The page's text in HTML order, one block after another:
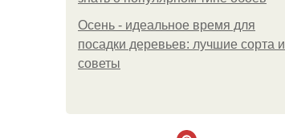
Осень - идеальное время для
посадки деревьев: лучшие сорта и
советы